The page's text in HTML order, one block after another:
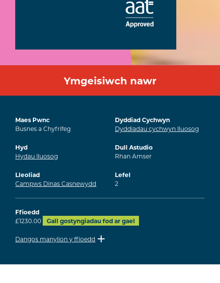
Ymgeisiwch nawr
Maes Pwnc
Busnes a Chyfrifeg
Dyddiad Cychwyn
Dyddiadau cychwyn lluosog
Hyd
Hydau lluosog
Dull Astudio
Rhan Amser
Lleoliad
Campws Dinas Casnewydd
Lefel
2
Ffioedd
£1230.00
Gall gostyngiadau fod ar gael
Dangos manylion y ffioedd